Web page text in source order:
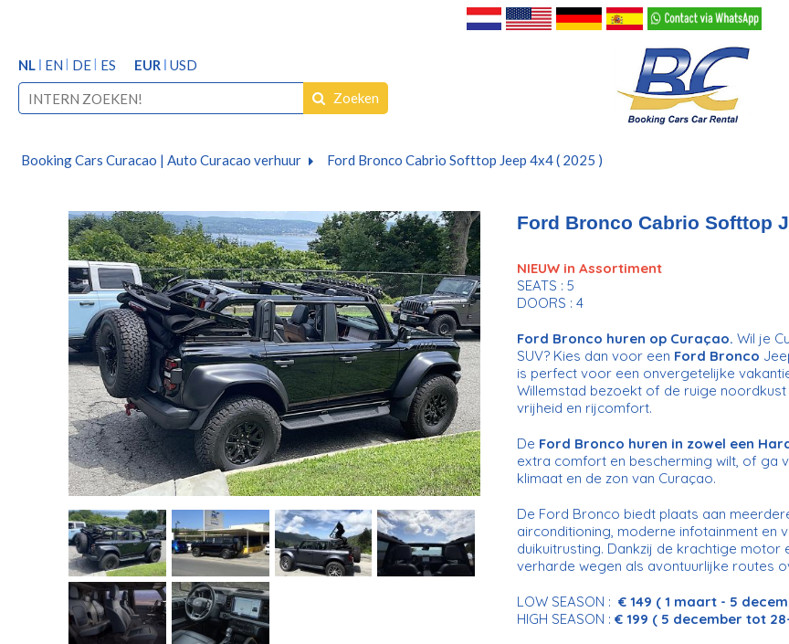
NL EN DE ES EUR USD
Zoeken
Booking Cars Curacao | Auto Curacao verhuur Ford Bronco Cabrio Softtop Jeep 4x4 ( 2025 )
Ford Bronco Cabrio Softtop
NIEUW in Assortiment
SEATS : 5
DOORS : 4
Ford Bronco huren op Curaçao. Wil je
SUV? Kies dan voor een Ford Bronco
is perfect voor een onvergetelijke
Willemstad bezoekt of de ruige
vrijheid en rijcomfort.
De Ford Bronco huren in zowel een
extra comfort en bescherming wilt, of ga
klimaat en de zon van Curaçao.
De Ford Bronco biedt plaats aan
airconditioning, moderne infotainment
duikuitrusting. Dankzij de krachtige
verharde wegen als avontuurlijke routes
LOW SEASON : € 149 ( 1 maart - 5
HIGH SEASON : € 199 ( 5 december tot